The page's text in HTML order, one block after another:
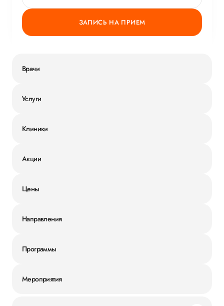
ЗАПИСЬ НА ПРИЕМ
Врачи
Услуги
Клиники
Акции
Цены
Направления
Программы
Мероприятия